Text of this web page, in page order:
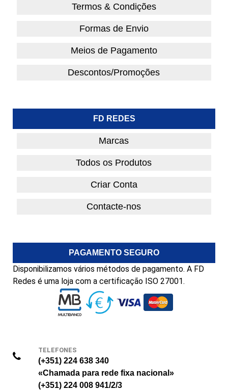
Termos & Condições
Formas de Envio
Meios de Pagamento
Descontos/Promoções
FD REDES
Marcas
Todos os Produtos
Criar Conta
Contacte-nos
PAGAMENTO SEGURO
Disponibilizamos vários métodos de pagamento. A FD
Redes é uma loja com a certificação ISO 27001.
TELEFONES
(+351) 224 638 340
«Chamada para rede fixa nacional»
(+351) 224 008 941/2/3